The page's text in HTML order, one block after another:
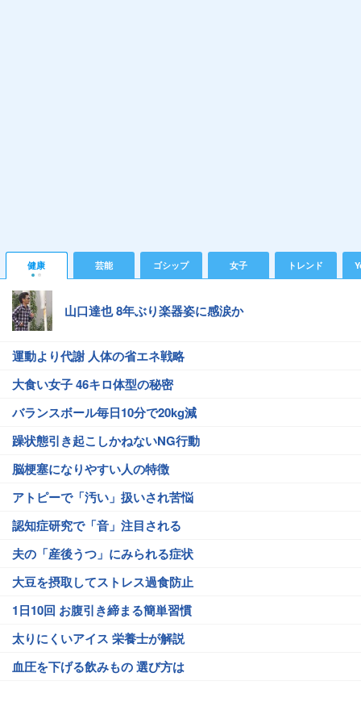
健康 芸能 ゴシップ 女子 トレンド
山口達也 8年ぶり楽器姿に感涙か
運動より代謝 人体の省エネ戦略
大食い女子 46キロ体型の秘密
バランスボール毎日10分で20kg減
躁状態引き起こしかねないNG行動
脳梗塞になりやすい人の特徴
アトピーで「汚い」扱いされ苦悩
認知症研究で「音」注目される
夫の「産後うつ」にみられる症状
大豆を摂取してストレス過食防止
1日10回 お腹引き締まる簡単習慣
太りにくいアイス 栄養士が解説
血圧を下げる飲みもの 選び方は